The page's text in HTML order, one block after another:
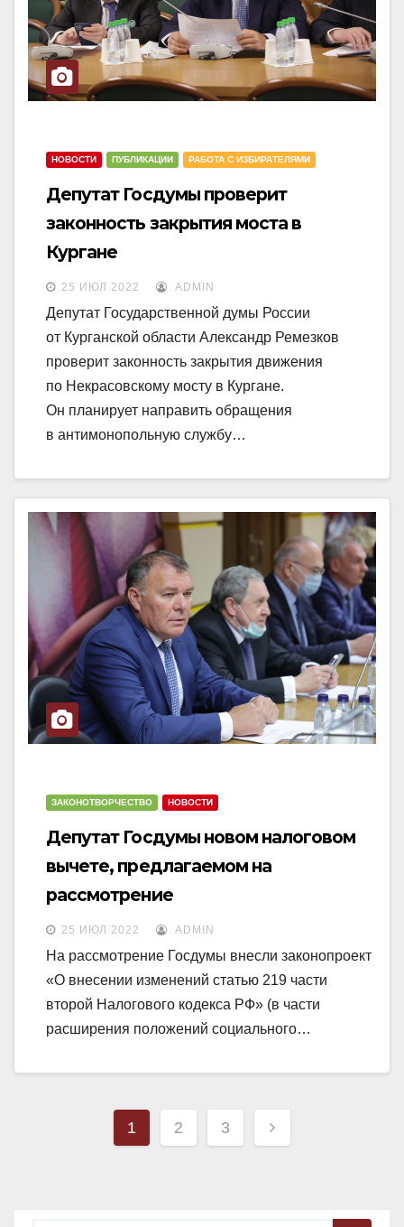
НОВОСТИ ПУБЛИКАЦИИ РАБОТА С ИЗБИРАТЕЛЯМИ
Депутат Госдумы проверит
законность закрытия моста в
Кургане
25 ИЮЛ 2022 ADMIN
Депутат Государственной думы России
от Курганской области Александр Ремезков
проверит законность закрытия движения
по Некрасовскому мосту в Кургане.
Он планирует направить обращения
в антимонопольную службу…
ЗАКОНОТВОРЧЕСТВО НОВОСТИ
Депутат Госдумы новом налоговом
вычете, предлагаемом на
рассмотрение
25 ИЮЛ 2022 ADMIN
На рассмотрение Госдумы внесли законопроект
«О внесении изменений статью 219 части
второй Налогового кодекса РФ» (в части
расширения положений социального…
Навигация
по
1 2 3